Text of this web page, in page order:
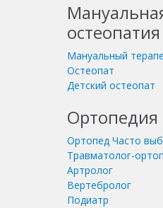
остеопатия
Мануальный
Остеопат
Детский остеопат
Ортопедия
Ортопед Часто
Травматолог-
Артролог
Вертебролог
Подиатр